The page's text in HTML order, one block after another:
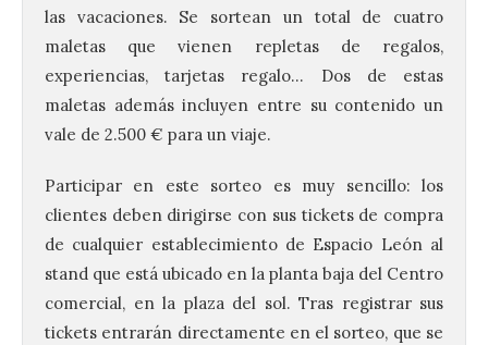
las vacaciones. Se sortean un total de cuatro
maletas que vienen repletas de regalos,
experiencias, tarjetas regalo… Dos de estas
maletas además incluyen entre su contenido un
vale de 2.500 € para un viaje.
Participar en este sorteo es muy sencillo: los
clientes deben dirigirse con sus tickets de compra
de cualquier establecimiento de Espacio Leónal
stand que está ubicado en la planta baja del Centro
comercial, en la plaza del sol. Tras registrar sus
tickets entrarán directamente en el sorteo, que se